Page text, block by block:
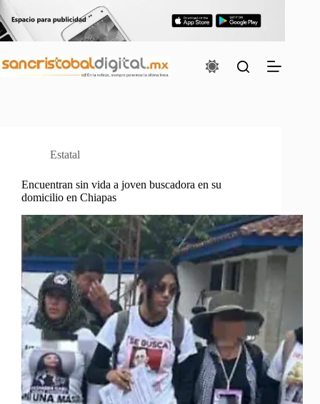
al
contenido
Estatal
Encuentran sin vida a joven buscadora en su
domicilio en Chiapas